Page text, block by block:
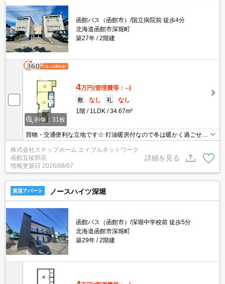
函館バス（函館市）/国立病院前 徒歩4分
北海道函館市深堀町
築27年
2階建
画像：31枚
4万円(管理費等：--)
敷
なし 礼
なし
1階
1LDK 34.67m²
買物・交通便利な立地です☆ 灯油暖房付なので冬は暖かく過ごせそ
うですね♪インターネットはWi-Fiが無料で使い放題◎
株式会社ステップホーム エイブルネットワーク
函館五稜郭店
情報更新日 2026/08/07
詳細を見る
賃貸アパート ノースハイツ深堀
函館バス（函館市）/深堀中学校前 徒歩5分
北海道函館市深堀町
築29年
2階建